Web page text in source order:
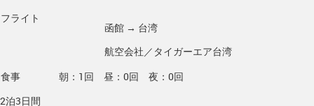
フライト
函館 → 台湾
航空会社／タイガーエア台湾
食事
朝：1回 昼：0回 夜：0回
2泊3日間